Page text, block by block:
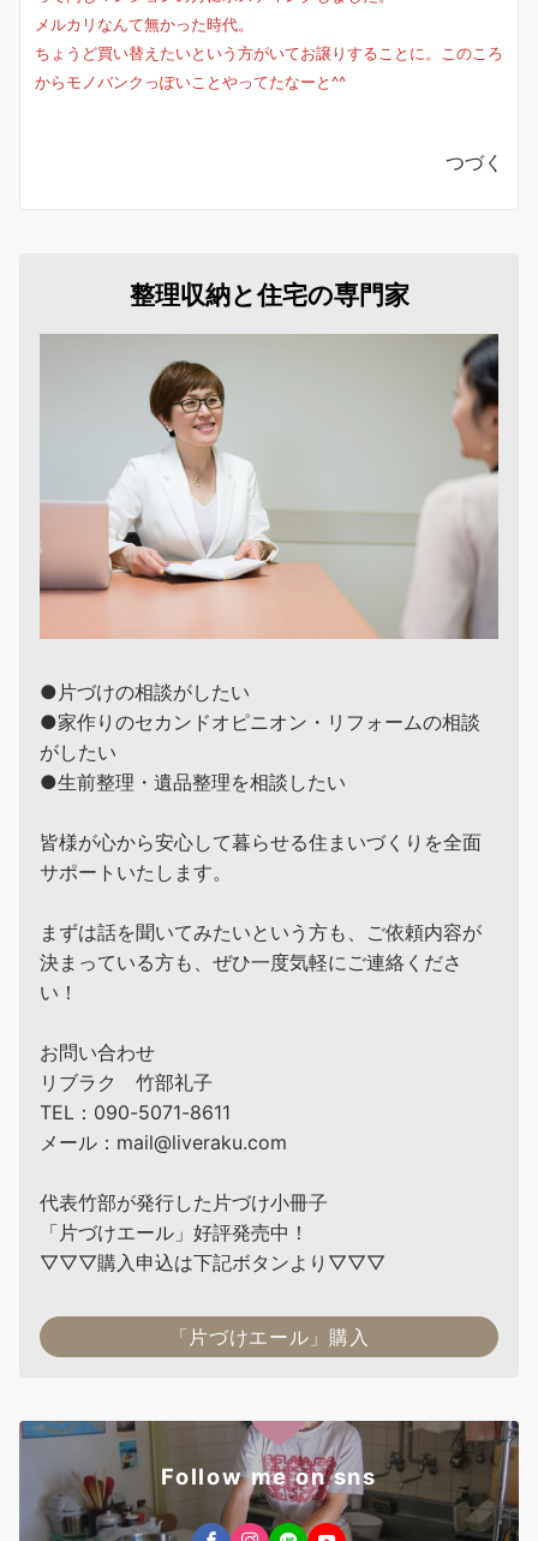
メルカリなんて無かった時代。
ちょうど買い替えたいという方がいてお譲りすることに。このころ
からモノバンクっぽいことやってたなーと^^
つづく
整理収納と住宅の専門家
●片づけの相談がしたい
●家作りのセカンドオピニオン・リフォームの相談
がしたい
●生前整理・遺品整理を相談したい
皆様が心から安心して暮らせる住まいづくりを全面
サポートいたします。
まずは話を聞いてみたいという方も、ご依頼内容が
決まっている方も、ぜひ一度気軽にご連絡くださ
い！
お問い合わせ
リブラク 竹部礼子
TEL：090-5071-8611
メール：mail@liveraku.com
代表竹部が発行した片づけ小冊子
「片づけエール」好評発売中！
▽▽▽購入申込は下記ボタンより▽▽▽
「片づけエール」購入
Follow me on sns